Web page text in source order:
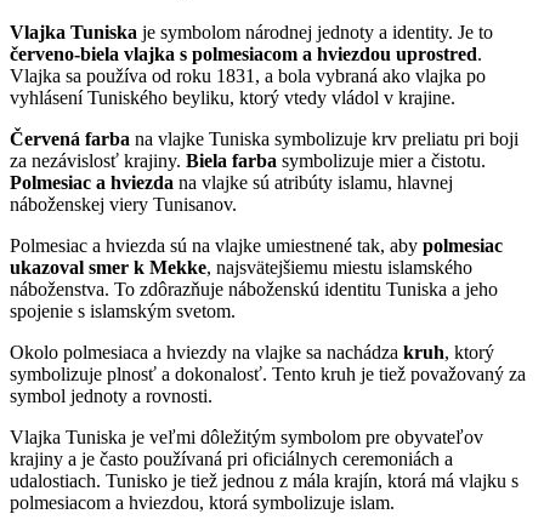
Vlajka Tuniska je symbolom národnej jednoty a identity. Je to
červeno-biela vlajka s polmesiacom a hviezdou uprostred.
Vlajka sa používa od roku 1831, a bola vybraná ako vlajka po
vyhlásení Tuniského beyliku, ktorý vtedy vládol v krajine.
Červená farba na vlajke Tuniska symbolizuje krv preliatu pri boji
za nezávislosť krajiny. Biela farba symbolizuje mier a čistotu.
Polmesiac a hviezda na vlajke sú atribúty islamu, hlavnej
náboženskej viery Tunisanov.
Polmesiac a hviezda sú na vlajke umiestnené tak, aby polmesiac
ukazoval smer k Mekke, najsvätejšiemu miestu islamského
náboženstva. To zdôrazňuje náboženskú identitu Tuniska a jeho
spojenie s islamským svetom.
Okolo polmesiaca a hviezdy na vlajke sa nachádza kruh, ktorý
symbolizuje plnosť a dokonalosť. Tento kruh je tiež považovaný za
symbol jednoty a rovnosti.
Vlajka Tuniska je veľmi dôležitým symbolom pre obyvateľov
krajiny a je často používaná pri oficiálnych ceremoniách a
udalostiach. Tunisko je tiež jednou z mála krajín, ktorá má vlajku s
polmesiacom a hviezdou, ktorá symbolizuje islam.